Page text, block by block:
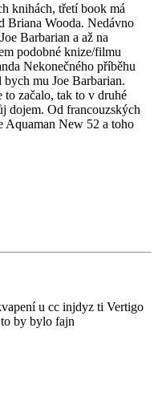
knihách, třetí book má
Briana Wooda. Nedávno
Barbarian a až na
podobné knize/filmu
Nekonečného příběhu
mu Joe Barbarian.
to začalo, tak to v druhé
dojem. Od francouzských
Aquaman New 52 a toho
u cc injdyz ti Vertigo
by bylo fajn